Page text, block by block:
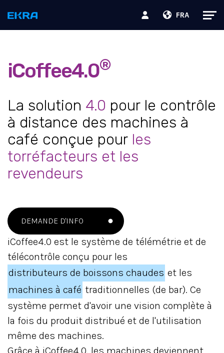
FRA
iCoffee4.0®
La solution 4.0 pour le contrôle
à distance des machines à
café conçue pour les
torréfacteurs et les
revendeurs
DEMANDE D'INFO
iCoffee4.0 est le système de télémétrie et de
télécontrôle conçu pour les
distributeurs de boissons chaudes et les
machines à café traditionnelles (de bar). Ce
système permet d'avoir une vision complète à
la fois du produit distribué et de l'utilisation
même des machines.